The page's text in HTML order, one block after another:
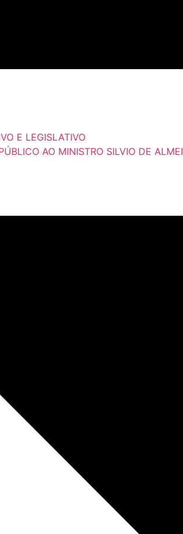
E LEGISLATIVO
AO MINISTRO SILVIO DE